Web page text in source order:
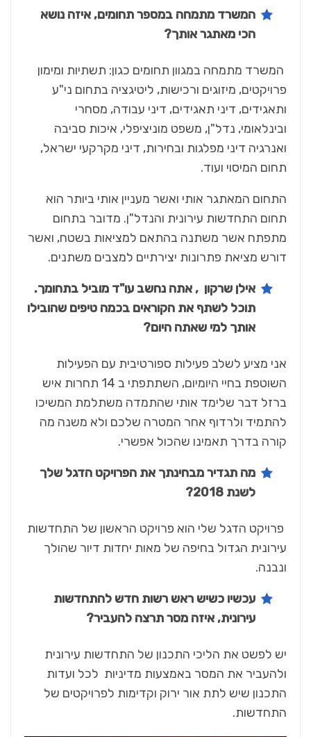
המשרד מתמחה במספר תחומים, איזה נושא
הכי מאתגר אותך?
המשרד מתמחה במגוון תחומים כגון: תשתיות ומימון
פרויקטים, מיזוגים ורכישות, ליטיגציה בתחום ני"ע
ותאגידים, דיני תאגידים, דיני עבודה, מסחרי
ובינלאומי, נדל"ן, משפט מוניציפלי, איכות סביבה
ואנרגיה דיני מפלגות ובחירות, דיני מקרקעי ישראל,
תחום המיסוי ועוד.
התחום המאתגר אותי ואשר מעניין אותי ביותר הוא
תחום התחדשות עירונית והנדל"ן. מדובר בתחום
מתפתח אשר משתנה בהתאם למציאות בשטח, ואשר
דורש מציאת פתרונות יצירתיים למצבים משתנים.
אילן שרקון , אתה נחשב עו"ד מוביל בתחומך.
תוכל לשתף את הקוראים בכמה טיפים שהובילו
אותך למי שאתה היום?
אני מציע לשלב פעילות ספורטיבית עם הפעילות
השוטפת בחיי היומיום, השתתפתי ב 14 תחרות איש
ברזל דבר שלימד אותי שהתמדה משתלמת המשיכו
להתמיד ולרדוף אחר המטרה שלכם ולא משנה מה
קורה בדרך תאמינו שהכול אפשרי.
מה תגדיר מבחינתך את הפרויקט הדגל שלך
לשנת 2018?
פרויקט הדגל שלי הוא פרויקט הראשון של התחדשות
עירונית הגדול בחיפה של מאות יחדות דיור שהולך
ונבנה.
עכשיו כשיש ראש רשות חדש להתחדשות
עירונית, איזה מסר תרצה להעביר?
יש לפשט את הליכי התכנון של התחדשות עירונית
ולהעביר את המסר באמצעות מדיניות לכל ועדות
התכנון שיש לתת אור ירוק וקדימות לפרויקטים של
התחדשות.